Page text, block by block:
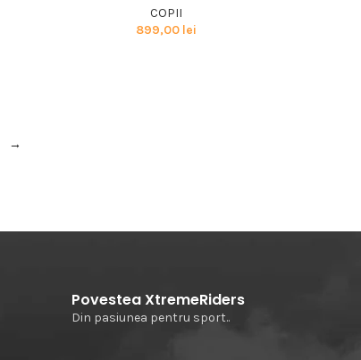
COPII
899,00 lei
→
Povestea XtremeRiders
Din pasiunea pentru sport..